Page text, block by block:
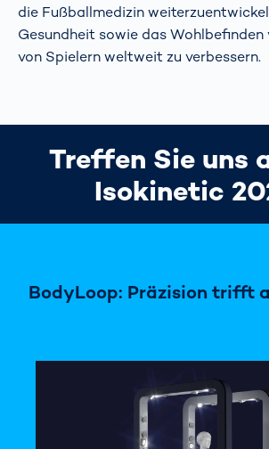
die Fußballmedizin
Gesundheit sowie das Wohlbefinden
von Spielern weltweit zu verbessern.
Treffen Sie uns
Isokinetic
BodyLoop: Präzision trifft